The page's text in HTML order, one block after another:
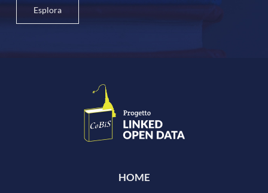
Esplora
HOME